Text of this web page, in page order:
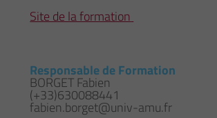
Site de la formation
Responsable de Formation
BORGET Fabien
(+33)630088441
fabien.borget@univ-amu.fr